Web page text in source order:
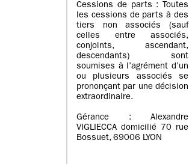
Cessions de parts : Toutes
les cessions de parts à des
tiers non associés (sauf
celles entre associés,
conjoints, ascendant,
descendants) sont
soumises à l’agrément d’un
ou plusieurs associés se
prononçant par une décision
extraordinaire.
Gérance : Alexandre
VIGLIECCA domicilié 70 rue
Bossuet, 69006 LYON